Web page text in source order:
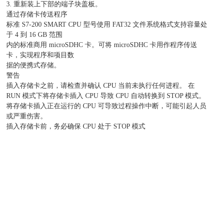
3. 重新装上下部的端子块盖板。
通过存储卡传送程序
标准 S7-200 SMART CPU 型号使用 FAT32 文件系统格式支持容量处
于 4 到 16 GB 范围
内的标准商用 microSDHC 卡。可将 microSDHC 卡用作程序传送
卡，实现程序和项目数
据的便携式存储。
警告
插入存储卡之前，请检查并确认 CPU 当前未执行任何进程。 在
RUN 模式下将存储卡插入 CPU 导致 CPU 自动转换到 STOP 模式。
将存储卡插入正在运行的 CPU 可导致过程操作中断，可能引起人员
或严重伤害。
插入存储卡前，务必确保 CPU 处于 STOP 模式